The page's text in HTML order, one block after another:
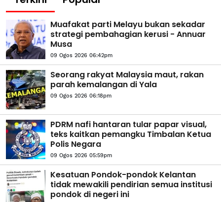
Muafakat parti Melayu bukan sekadar
strategi pembahagian kerusi - Annuar
Musa
09 Ogos 2026 06:42pm
Seorang rakyat Malaysia maut, rakan
parah kemalangan di Yala
09 Ogos 2026 06:18pm
PDRM nafi hantaran tular papar visual,
teks kaitkan pemangku Timbalan Ketua
Polis Negara
09 Ogos 2026 05:59pm
Kesatuan Pondok-pondok Kelantan
tidak mewakili pendirian semua institusi
pondok di negeri ini